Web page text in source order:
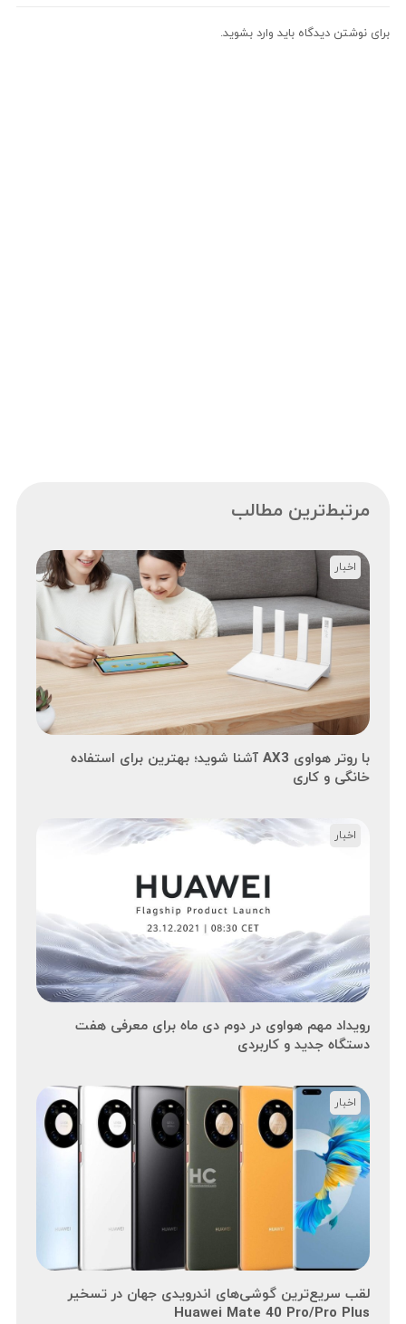
برای نوشتن دیدگاه باید وارد بشوید.
مرتبط‌ترین مطالب
با روتر هواوی AX3 آشنا شوید؛ بهترین برای استفاده
خانگی و کاری
اخبار
رویداد مهم هواوی در دوم دی ماه برای معرفی هفت
دستگاه جدید و کاربردی
اخبار
لقب سریع‌ترین گوشی‌های اندرویدی جهان در تسخیر
Huawei Mate 40 Pro/Pro Plus
اخبار